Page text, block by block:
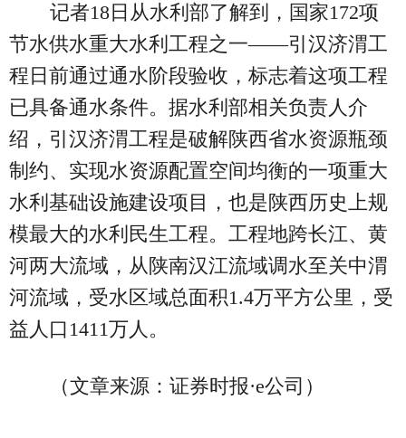
记者18日从水利部了解到，国家172项
节水供水重大水利工程之一——引汉济渭工
程日前通过通水阶段验收，标志着这项工程
已具备通水条件。据水利部相关负责人介
绍，引汉济渭工程是破解陕西省水资源瓶颈
制约、实现水资源配置空间均衡的一项重大
水利基础设施建设项目，也是陕西历史上规
模最大的水利民生工程。工程地跨长江、黄
河两大流域，从陕南汉江流域调水至关中渭
河流域，受水区域总面积1.4万平方公里，受
益人口1411万人。
（文章来源：证券时报·e公司）